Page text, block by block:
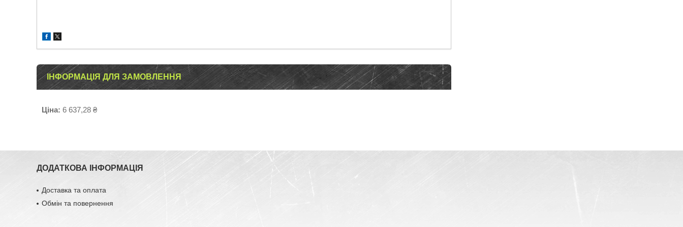
ІНФОРМАЦІЯ ДЛЯ ЗАМОВЛЕННЯ
Ціна: 6 637,28 ₴
ДОДАТКОВА ІНФОРМАЦІЯ
Доставка та оплата
Обмін та повернення